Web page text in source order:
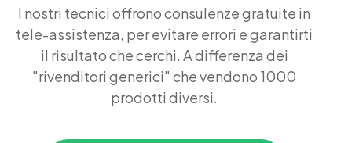
I nostri tecnici offrono consulenze gratuite in
tele-assistenza, per evitare errori e garantirti
il risultato che cerchi. A differenza dei
"rivenditori generici" che vendono 1000
prodotti diversi.